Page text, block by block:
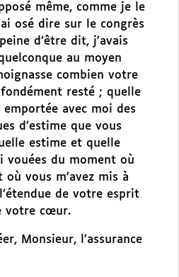
même, comme je le
osé dire sur le congrès
d’être dit, j’avais
au moyen
combien votre
resté ; quelle
emportée avec moi des
d’estime que vous
estime et quelle
vouées du moment où
vous m’avez mis à
de votre esprit
votre cœur.
Monsieur, l’assurance